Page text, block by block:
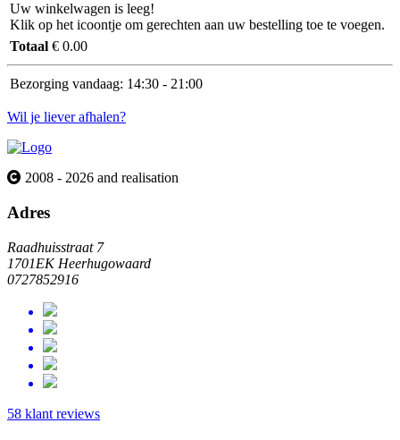
Uw winkelwagen is leeg!
Klik op het icoontje om gerechten aan uw bestelling toe te voegen.
Totaal € 0.00
Bezorging vandaag: 14:30 - 21:00
Wil je liever afhalen?
2008 - 2026 and realisation
Adres
Raadhuisstraat 7
1701EK Heerhugowaard
0727852916
58 klant reviews